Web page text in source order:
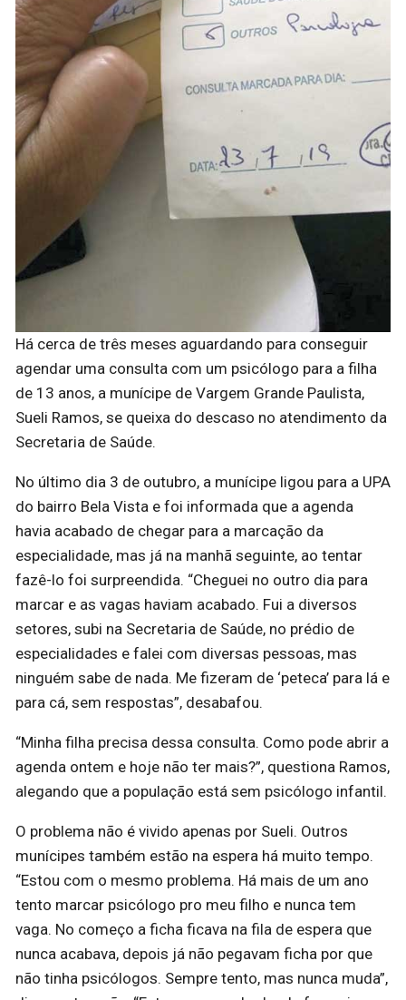
Há cerca de três meses aguardando para conseguir
agendar uma consulta com um psicólogo para a filha
de 13 anos, a munícipe de Vargem Grande Paulista,
Sueli Ramos, se queixa do descaso no atendimento da
Secretaria de Saúde.
No último dia 3 de outubro, a munícipe ligou para a UPA
do bairro Bela Vista e foi informada que a agenda
havia acabado de chegar para a marcação da
especialidade, mas já na manhã seguinte, ao tentar
fazê-lo foi surpreendida. “Cheguei no outro dia para
marcar e as vagas haviam acabado. Fui a diversos
setores, subi na Secretaria de Saúde, no prédio de
especialidades e falei com diversas pessoas, mas
ninguém sabe de nada. Me fizeram de ‘peteca’ para lá e
para cá, sem respostas”, desabafou.
“Minha filha precisa dessa consulta. Como pode abrir a
agenda ontem e hoje não ter mais?”, questiona Ramos,
alegando que a população está sem psicólogo infantil.
O problema não é vivido apenas por Sueli. Outros
munícipes também estão na espera há muito tempo.
“Estou com o mesmo problema. Há mais de um ano
tento marcar psicólogo pro meu filho e nunca tem
vaga. No começo a ficha ficava na fila de espera que
nunca acabava, depois já não pegavam ficha por que
não tinha psicólogos. Sempre tento, mas nunca muda”,